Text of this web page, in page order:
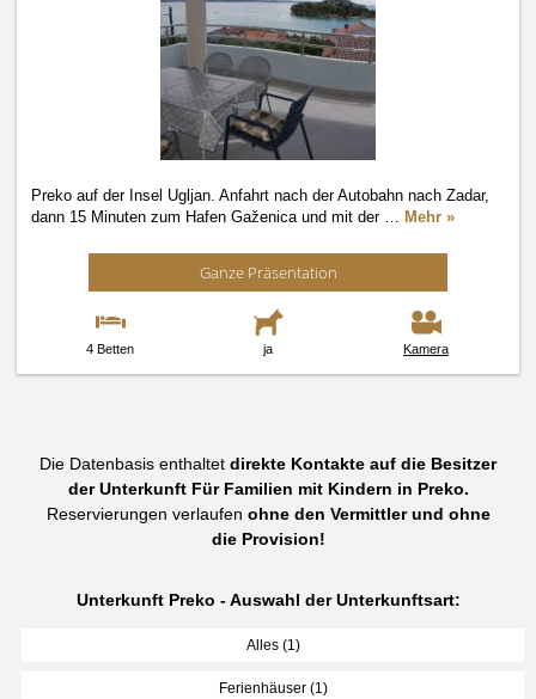
Preko auf der Insel Ugljan. Anfahrt nach der Autobahn nach Zadar,
dann 15 Minuten zum Hafen Gaženica und mit der … Mehr »
Ganze Präsentation
4 Betten ja Kamera
Die Datenbasis enthaltet direkte Kontakte auf die Besitzer
der Unterkunft Für Familien mit Kindern in Preko.
Reservierungen verlaufen ohne den Vermittler und ohne
die Provision!
Unterkunft Preko - Auswahl der Unterkunftsart:
Alles (1)
Ferienhäuser (1)